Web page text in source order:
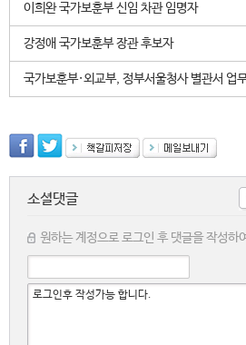
이희완 국가보훈부 신임 차관 임명자
강정애 국가보훈부 장관 후보자
국가보훈부·외교부, 정부서울청사 별관서 업
소셜댓글
원하는 계정으로 로그인 후 댓글을 작성하